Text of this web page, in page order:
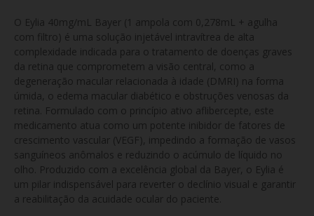
O Eylia 40mg/mL Bayer (1 ampola com 0,278mL + agulha
com filtro) é uma solução injetável intravítrea de alta
complexidade indicada para o tratamento de doenças graves
da retina que comprometem a visão central, como a
degeneração macular relacionada à idade (DMRI) na forma
úmida, o edema macular diabético e obstruções venosas da
retina. Formulado com o princípio ativo aflibercepte, este
medicamento atua como um potente inibidor de fatores de
crescimento vascular (VEGF), impedindo a formação de vasos
sanguíneos anômalos e reduzindo o acúmulo de líquido no
olho. Produzido com a excelência global da Bayer, o Eylia é
um pilar indispensável para reverter o declínio visual e garantir
a reabilitação da acuidade ocular do paciente.